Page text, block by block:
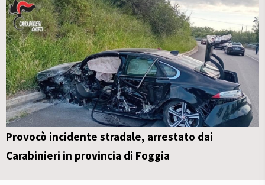
Provocò incidente stradale, arrestato dai
Carabinieri in provincia di Foggia